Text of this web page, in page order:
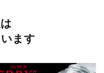
ます